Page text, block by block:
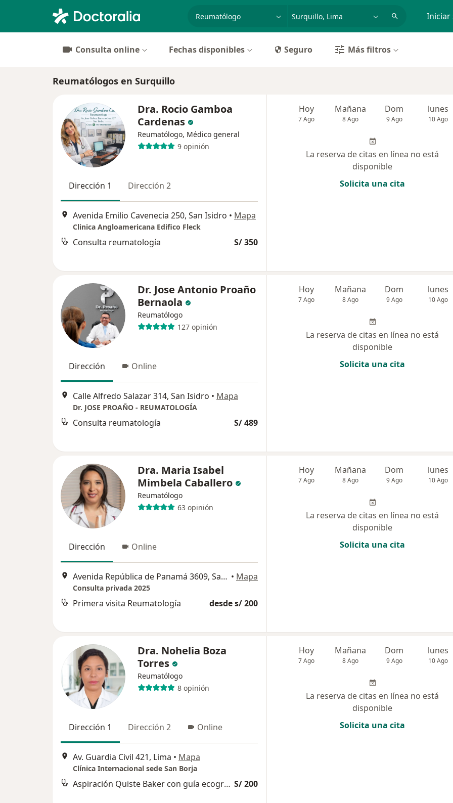
especialidad, enfermedad o nombre Iniciar
Consulta online Fechas disponibles Seguro Más filtros
Reumatólogos en Surquillo
Dra. Rocio Gamboa
Cardenas
Reumatólogo, Médico general
9 opinión
Dirección 1 Dirección 2
Avenida Emilio Cavenecia 250, San Isidro • Mapa
Clinica Angloamericana Edifico Fleck
Consulta reumatología S/ 350
Hoy
7 Ago
Mañana
8 Ago
Dom
9 Ago
lunes
10 Ago
La reserva de citas en línea no está
disponible
Solicita una cita
Dr. Jose Antonio Proaño
Bernaola
Reumatólogo
127 opinión
Dirección Online
Calle Alfredo Salazar 314, San Isidro • Mapa
Dr. JOSE PROAÑO - REUMATOLOGÍA
Consulta reumatología S/ 489
Hoy
7 Ago
Mañana
8 Ago
Dom
9 Ago
lunes
10 Ago
La reserva de citas en línea no está
disponible
Solicita una cita
Dra. Maria Isabel
Mimbela Caballero
Reumatólogo
63 opinión
Dirección Online
Avenida República de Panamá 3609, San Isidro • Mapa
Consulta privada 2025
Primera visita Reumatología desde s/ 200
Hoy
7 Ago
Mañana
8 Ago
Dom
9 Ago
lunes
10 Ago
La reserva de citas en línea no está
disponible
Solicita una cita
Dra. Nohelia Boza
Torres
Reumatólogo
8 opinión
Dirección 1 Dirección 2 Online
Av. Guardia Civil 421, Lima • Mapa
Clínica Internacional sede San Borja
Aspiración Quiste Baker con guía ecográfica S/ 200
Hoy
7 Ago
Mañana
8 Ago
Dom
9 Ago
lunes
10 Ago
La reserva de citas en línea no está
disponible
Solicita una cita